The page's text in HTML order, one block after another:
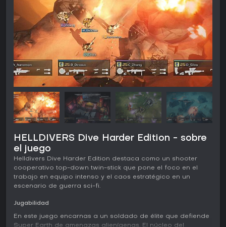
HELLDIVERS Dive Harder Edition - sobre
el juego
Helldivers Dive Harder Edition destaca como un shooter
cooperativo top-down twin-stick que pone el foco en el
trabajo en equipo intenso y el caos estratégico en un
escenario de guerra sci-fi.
Jugabilidad
En este juego encarnas a un soldado de élite que defiende
Super Earth de amenazas alienígenas. El núcleo del